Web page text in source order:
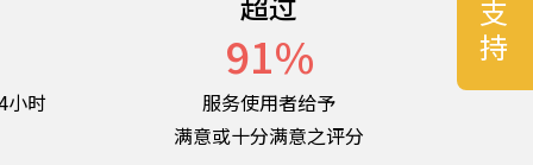
小时
91%
服务使用者给予
满意或十分满意之评分